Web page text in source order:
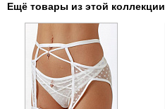
Ещё товары из этой коллекции